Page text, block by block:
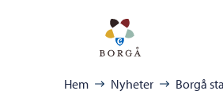
Bläddra:Hem Nyheter Borgå